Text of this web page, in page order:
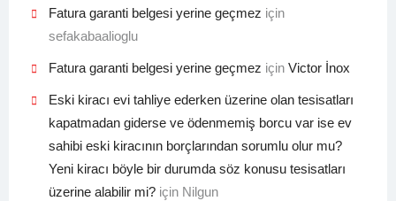
Fatura garanti belgesi yerine geçmez için
sefakabaalioglu
Fatura garanti belgesi yerine geçmez için Victor İnox
Eski kiracı evi tahliye ederken üzerine olan tesisatları
kapatmadan giderse ve ödenmemiş borcu var ise ev
sahibi eski kiracının borçlarından sorumlu olur mu?
Yeni kiracı böyle bir durumda söz konusu tesisatları
üzerine alabilir mi?için Nilgun